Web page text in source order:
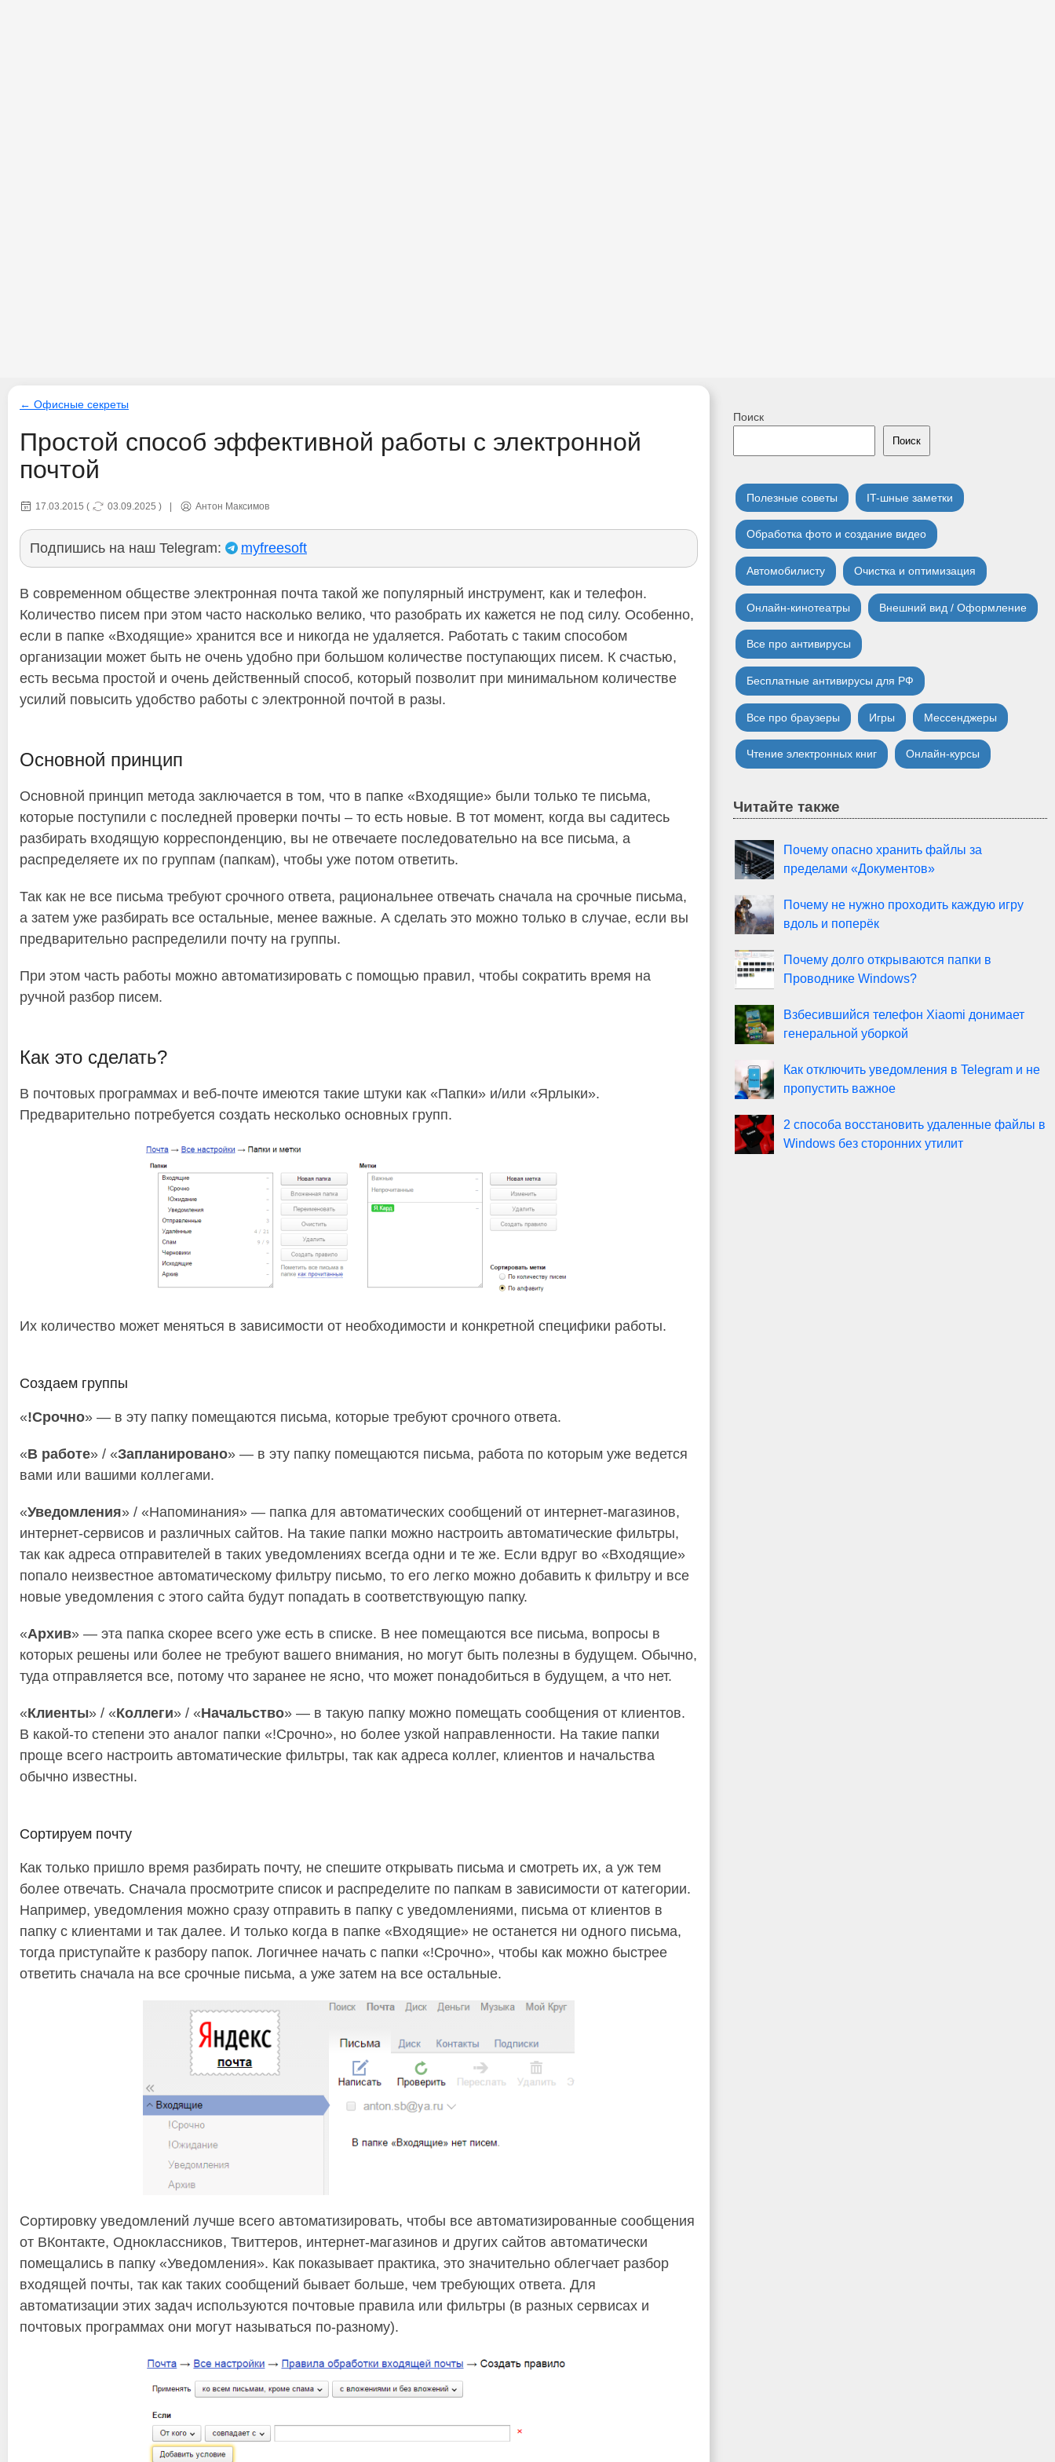
← Офисные секреты
Простой способ эффективной работы с электронной
почтой
17.03.2015 ( 03.09.2025 ) | Антон Максимов
Подпишись на наш Telegram: myfreesoft
В современном обществе электронная почта такой же популярный инструмент, как и телефон.
Количество писем при этом часто насколько велико, что разобрать их кажется не под силу. Особенно,
если в папке «Входящие» хранится все и никогда не удаляется. Работать с таким способом
организации может быть не очень удобно при большом количестве поступающих писем. К счастью,
есть весьма простой и очень действенный способ, который позволит при минимальном количестве
усилий повысить удобство работы с электронной почтой в разы.
Основной принцип
Основной принцип метода заключается в том, что в папке «Входящие» были только те письма,
которые поступили с последней проверки почты – то есть новые. В тот момент, когда вы садитесь
разбирать входящую корреспонденцию, вы не отвечаете последовательно на все письма, а
распределяете их по группам (папкам), чтобы уже потом ответить.
Так как не все письма требуют срочного ответа, рациональнее отвечать сначала на срочные письма,
а затем уже разбирать все остальные, менее важные. А сделать это можно только в случае, если вы
предварительно распределили почту на группы.
При этом часть работы можно автоматизировать с помощью правил, чтобы сократить время на
ручной разбор писем.
Как это сделать?
В почтовых программах и веб-почте имеются такие штуки как «Папки» и/или «Ярлыки».
Предварительно потребуется создать несколько основных групп.
Их количество может меняться в зависимости от необходимости и конкретной специфики работы.
Создаем группы
«!Срочно» — в эту папку помещаются письма, которые требуют срочного ответа.
«В работе» / «Запланировано» — в эту папку помещаются письма, работа по которым уже ведется
вами или вашими коллегами.
«Уведомления» / «Напоминания» — папка для автоматических сообщений от интернет-магазинов,
интернет-сервисов и различных сайтов. На такие папки можно настроить автоматические фильтры,
так как адреса отправителей в таких уведомлениях всегда одни и те же. Если вдруг во «Входящие»
попало неизвестное автоматическому фильтру письмо, то его легко можно добавить к фильтру и все
новые уведомления с этого сайта будут попадать в соответствующую папку.
«Архив» — эта папка скорее всего уже есть в списке. В нее помещаются все письма, вопросы в
которых решены или более не требуют вашего внимания, но могут быть полезны в будущем. Обычно,
туда отправляется все, потому что заранее не ясно, что может понадобиться в будущем, а что нет.
«Клиенты» / «Коллеги» / «Начальство» — в такую папку можно помещать сообщения от клиентов.
В какой-то степени это аналог папки «!Срочно», но более узкой направленности. На такие папки
проще всего настроить автоматические фильтры, так как адреса коллег, клиентов и начальства
обычно известны.
Сортируем почту
Как только пришло время разбирать почту, не спешите открывать письма и смотреть их, а уж тем
более отвечать. Сначала просмотрите список и распределите по папкам в зависимости от категории.
Например, уведомления можно сразу отправить в папку с уведомлениями, письма от клиентов в
папку с клиентами и так далее. И только когда в папке «Входящие» не останется ни одного письма,
тогда приступайте к разбору папок. Логичнее начать с папки «!Срочно», чтобы как можно быстрее
ответить сначала на все срочные письма, а уже затем на все остальные.
Сортировку уведомлений лучше всего автоматизировать, чтобы все автоматизированные сообщения
от ВКонтакте, Одноклассников, Твиттеров, интернет-магазинов и других сайтов автоматически
помещались в папку «Уведомления». Как показывает практика, это значительно облегчает разбор
входящей почты, так как таких сообщений бывает больше, чем требующих ответа. Для
автоматизации этих задач используются почтовые правила или фильтры (в разных сервисах и
почтовых программах они могут называться по-разному).
Поиск
Поиск
Полезные советы IT-шные заметки
Обработка фото и создание видео
Автомобилисту Очистка и оптимизация
Онлайн-кинотеатры Внешний вид / Оформление
Все про антивирусы
Бесплатные антивирусы для РФ
Все про браузеры Игры Мессенджеры
Чтение электронных книг Онлайн-курсы
Читайте также
Почему опасно хранить файлы за
пределами «Документов»
Почему не нужно проходить каждую игру
вдоль и поперёк
Почему долго открываются папки в
Проводнике Windows?
Взбесившийся телефон Xiaomi донимает
генеральной уборкой
Как отключить уведомления в Telegram и не
пропустить важное
2 способа восстановить удаленные файлы в
Windows без сторонних утилит